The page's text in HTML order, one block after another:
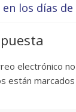
los días
electrónico
están